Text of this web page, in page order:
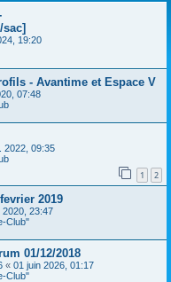
19:20
- Avantime et Espace V
07:48
2022, 09:35
1 2
2019
2020, 23:47
Club"
01/12/2018
« 01 juin 2026, 01:17
Club"